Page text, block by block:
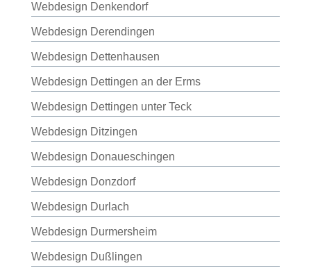
Webdesign Denkendorf
Webdesign Derendingen
Webdesign Dettenhausen
Webdesign Dettingen an der Erms
Webdesign Dettingen unter Teck
Webdesign Ditzingen
Webdesign Donaueschingen
Webdesign Donzdorf
Webdesign Durlach
Webdesign Durmersheim
Webdesign Dußlingen